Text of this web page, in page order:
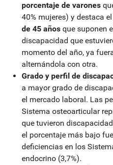
porcentaje de varones
40% mujeres) y destaca
de 45 años que suponen
discapacidad que
momento del año, ya
alternándola con otra.
Grado y perfil de
a mayor grado de
el mercado laboral. Las
Sistema osteoarticular
que tuvieron
el porcentaje más bajo
deficiencias en los
endocrino (3,7%).